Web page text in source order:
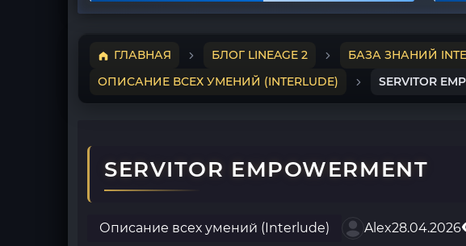
ГЛАВНАЯ БЛОГ LINEAGE 2
БАЗА ЗНАНИЙ
ОПИСАНИЕ ВСЕХ УМЕНИЙ (INTERLUDE)
SERVITOR
SERVITOR EMPOWERMENT
Описание всех умений (Interlude) Alex28.04.2026